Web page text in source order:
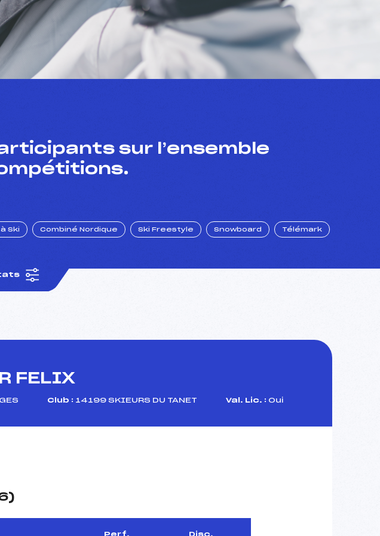
sur l’ensemble
Ski Combiné Nordique Ski Freestyle Snowboard Télémark
FELIX
Club : 14199 SKIEURS DU TANET Val. Lic. : Oui
Perf. Disc.